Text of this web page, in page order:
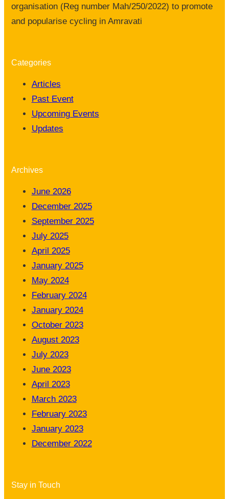
organisation (Reg number Mah/250/2022) to promote
and popularise cycling in Amravati
Categories
Articles
Past Event
Upcoming Events
Updates
Archives
June 2026
December 2025
September 2025
July 2025
April 2025
January 2025
May 2024
February 2024
January 2024
October 2023
August 2023
July 2023
June 2023
April 2023
March 2023
February 2023
January 2023
December 2022
Stay in Touch